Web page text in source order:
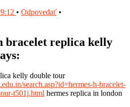
• Odpovedať •
bracelet replica kelly
kelly double tour
search.asp?id=hermes-h-bracelet-
t501j.html hermes replica in london